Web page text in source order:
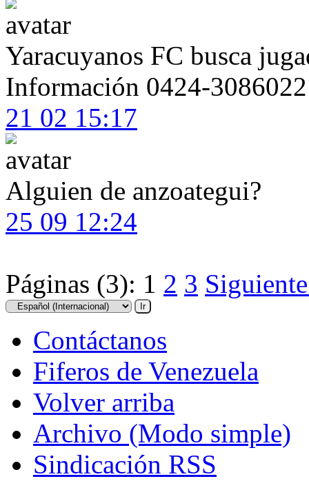
Yaracuyanos FC busca
Información 0424-3086022
21 02 15:17
Alguien de anzoategui?
25 09 12:24
Páginas (3): 1 2 3
Contáctanos
Fiferos de Venezuela
Volver arriba
Archivo (Modo simple)
Sindicación RSS